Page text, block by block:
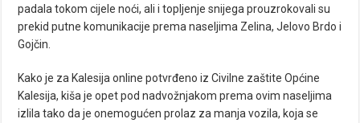
padala tokom cijele noći, ali i topljenje snijega prouzrokovali su
prekid putne komunikacije prema naseljima Zelina, Jelovo Brdo i
Gojčin.
Kako je za Kalesija online potvrđeno iz Civilne zaštite Općine
Kalesija, kiša je opet pod nadvožnjakom prema ovim naseljima
izlila tako da je onemogućen prolaz za manja vozila, koja se